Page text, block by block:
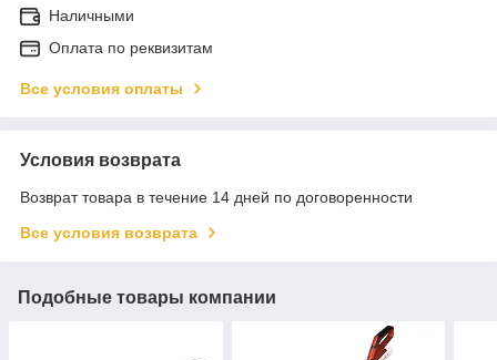
Наличными
Оплата по реквизитам
Все условия оплаты
Условия возврата
Возврат товара в течение 14 дней по договоренности
Все условия возврата
Подобные товары компании